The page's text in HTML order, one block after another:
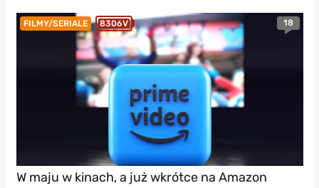
FILMY/SERIALE 8306V 18
W maju w kinach, a już wkrótce na Amazon